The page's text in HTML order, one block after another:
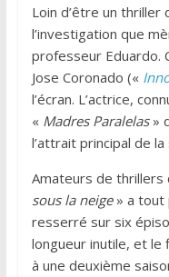
Loin d’être un thriller
l’investigation que
professeur Eduardo.
Jose Coronado («
l’écran. L’actrice,
« Madres Paralelas»
l’attrait principal de la
Amateurs de thrillers
sous la neige» a tout
resserré sur six
longueur inutile, et le
à une deuxième